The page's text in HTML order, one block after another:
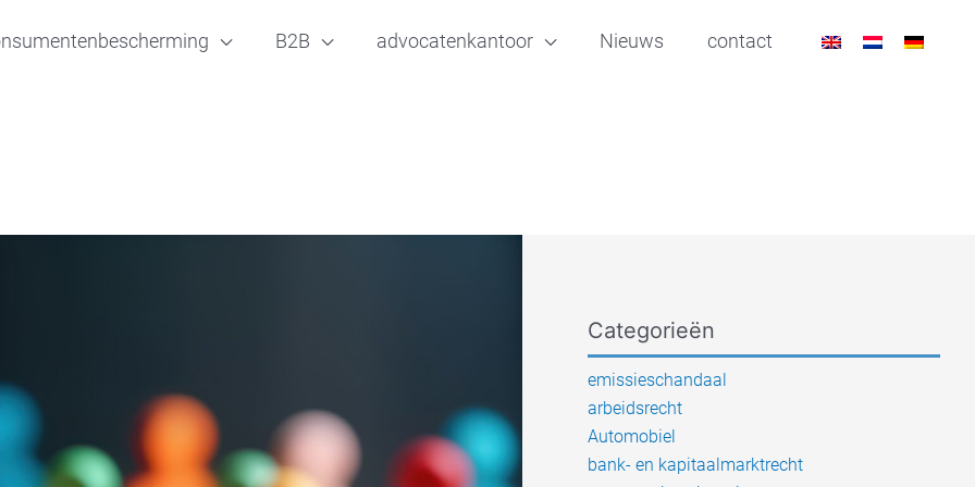
B2B advocatenkantoor Nieuws contact
Categorieën
emissieschandaal
arbeidsrecht
Automobiel
bank- en kapitaalmarktrecht